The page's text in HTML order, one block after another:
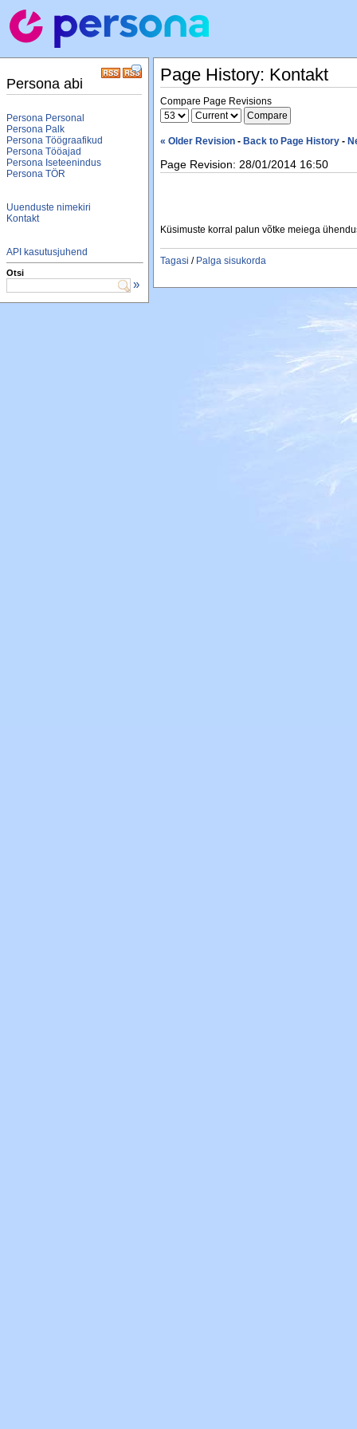
Persona abi
Persona Personal
Persona Palk
Persona Töögraafikud
Persona Tööajad
Persona Iseteenindus
Persona TÖR
Uuenduste nimekiri
Kontakt
API kasutusjuhend
Otsi
»
Page History: Kontakt
Compare Page Revisions
« Older Revision - Back to Page History -
Page Revision: 28/01/2014 16:50
Küsimuste korral palun võtke meiega
Tagasi / Palga sisukorda